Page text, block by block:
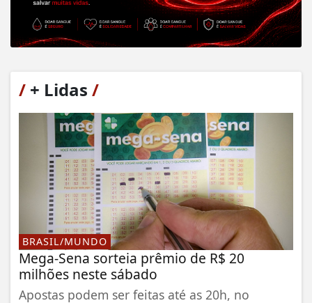
/ + Lidas /
BRASIL/MUNDO
Mega-Sena sorteia prêmio de R$ 20
milhões neste sábado
Apostas podem ser feitas até as 20h, no